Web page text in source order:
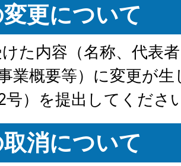
更について
た内容（名称、代表
業概要等）に変更が
2号）を提出してくださ
消について